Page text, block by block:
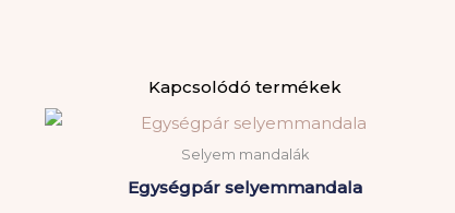
Kapcsolódó termékek
Selyem mandalák
Egységpár selyemmandala